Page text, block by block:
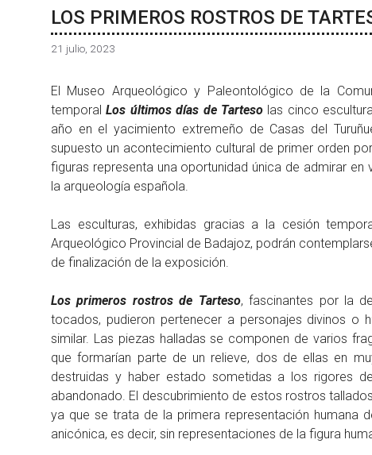
LOS PRIMEROS ROSTROS DE
21 julio, 2023
El Museo Arqueológico y Paleontológico de la
temporalLos últimos días de Tarteso las cinco
año en el yacimiento extremeño de Casas del
supuesto un acontecimiento cultural de primer orden
figuras representa una oportunidad única de admirar
la arqueología española.
Las esculturas, exhibidas gracias a la cesión
Arqueológico Provincial de Badajoz, podrán
de finalización de la exposición.
Los primeros rostros de Tarteso, fascinantes por la
tocados, pudieron pertenecer a personajes divinos o
similar. Las piezas halladas se componen de varios
que formarían parte de un relieve, dos de ellas en
destruidas y haber estado sometidas a los rigores
abandonado. El descubrimiento de estos rostros
ya que se trata de la primera representación humana
anicónica, es decir, sin representaciones de la figura